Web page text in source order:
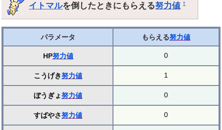
イトマルを倒したときにもらえる努力値 †
パラメータ もらえる努力値
HP努力値 0
こうげき努力値 1
ぼうぎょ努力値 0
すばやさ努力値 0